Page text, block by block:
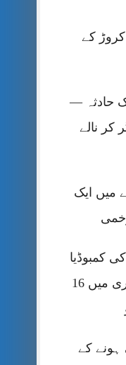
کلرسیداں ڈکیتی‘ڈاکو1 کروڑ کے
حادثہ —
نالے
میں ایک
کمبوڈیا
سے ہنگامی کال پر چکری میں 16
کے